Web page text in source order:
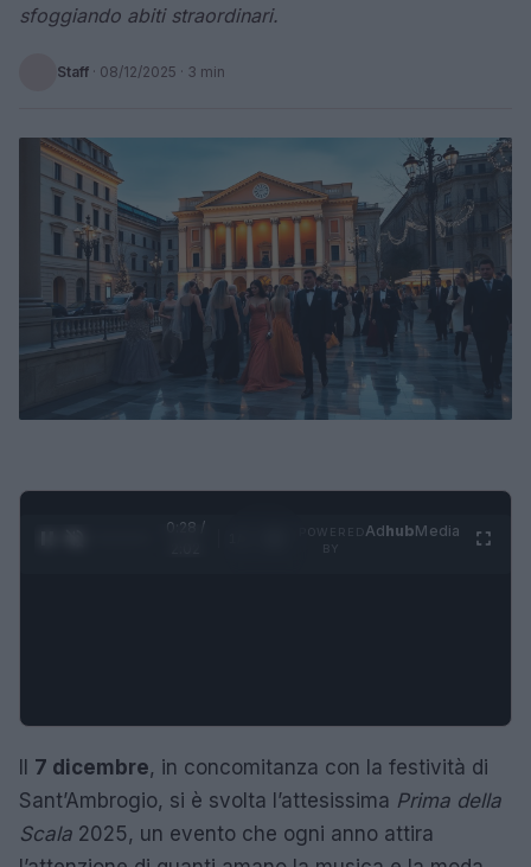
sfoggiando abiti straordinari.
Staff · 08/12/2025 · 3 min
0:29 /
AdhubMedia
Il 7 dicembre, in concomitanza con la festività di
Sant’Ambrogio, si è svolta l’attesissima Prima della
Scala 2025, un evento che ogni anno attira